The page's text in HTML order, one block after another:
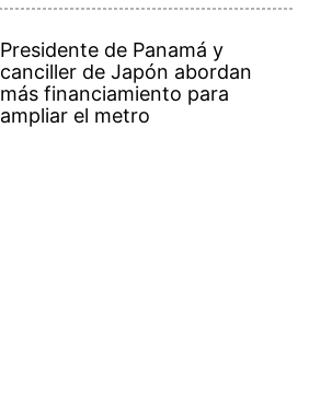
Presidente de Panamá y
canciller de Japón abordan
más financiamiento para
ampliar el metro